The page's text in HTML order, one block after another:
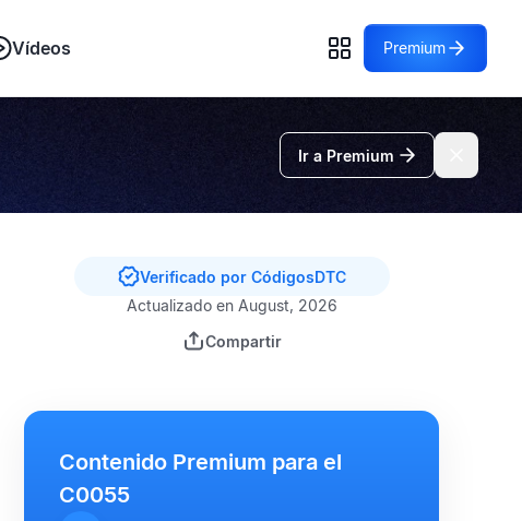
Vídeos Premium
Ir a Premium
Verificado por CódigosDTC
Actualizado en August, 2026
Compartir
Contenido Premium para el
C0055